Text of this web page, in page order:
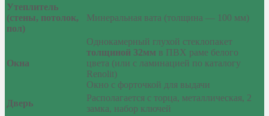
Утеплитель
(стены, потолок,
пол)
Минеральная вата (толщина — 100 мм)
Окна
Однокамерный глухой стеклопакет
толщиной 32мм в ПВХ раме белого
цвета (или с ламинацией по каталогу
Renolit)
Окно с форточкой для выдачи
Дверь
Располагается с торца, металлическая, 2
замка, набор ключей